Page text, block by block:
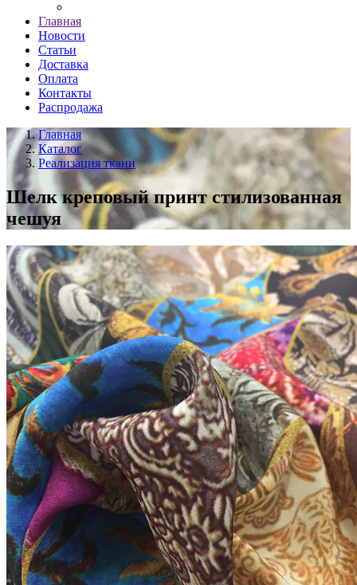
Главная
Новости
Статьи
Доставка
Оплата
Контакты
Распродажа
Главная
Каталог
Реализация ткани
Шелк креповый принт стилизованная
чешуя